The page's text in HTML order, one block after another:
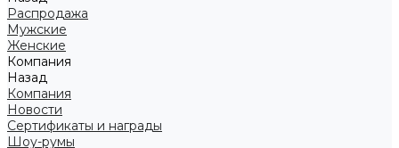
Распродажа
Мужские
Женские
Компания
Назад
Компания
Новости
Сертификаты и награды
Шоу-румы